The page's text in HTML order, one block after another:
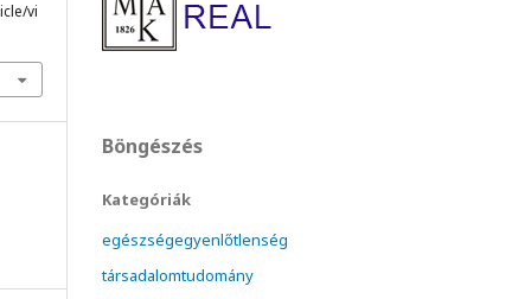
vi
Böngészés
Kategóriák
egészségegyenlőtlenség
társadalomtudomány